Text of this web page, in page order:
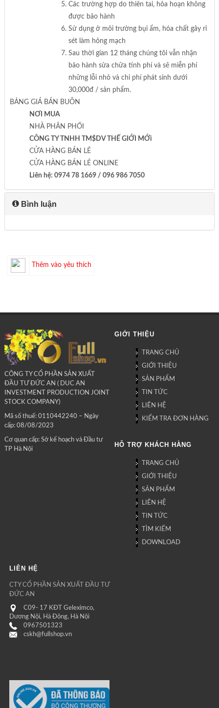
Các trường hợp do thiên tai, hỏa hoạn không
được bảo hành
Sử dụng ở môi trường bụi ẩm, hóa chất gây rỉ
sét làm hỏng mạch
Sau thời gian 12 tháng chúng tôi vẫn nhận
bảo hành sửa chữa tính phí và sẽ miễn phí
những lỗi nhỏ và chi phí phát sinh dưới
30,000đ / sản phẩm.
BẢNG GIÁ BÁN BUÔN
NƠI MUA
NHÀ PHÂN PHỐI
CÔNG TY TNHH TM$DV THẾ GIỚI MỚi
CỬA HÀNG BÁN LẺ
CỬA HÀNG BÁN LẺ ONLINE
Liên hệ: 0974 78 1669 / 096 986 7050
Bình luận
Thêm vào yêu thích
CÔNG TY CỔ PHẦN SẢN XUẤT
ĐẦU TƯ ĐỨC AN ( DUC AN
INVESTMENT PRODUCTION JOINT
STOCK COMPANY)
Mã số thuế: 0110442240 – Ngày
cấp: 08/08/2023
Cơ quan cấp: Sở kế hoạch và Đầu tư
TP Hà Nội
GIỚI THIỆU
TRANG CHỦ
GIỚI THIỆU
SẢN PHẨM
TIN TỨC
LIÊN HỆ
KIỂM TRA ĐƠN HÀNG
HỖ TRỢ KHÁCH HÀNG
TRANG CHỦ
GIỚI THIỆU
SẢN PHẨM
LIÊN HỆ
TIN TỨC
TÌM KIẾM
DOWNLOAD
LIÊN HỆ
CTY CỔ PHẦN SẢN XUẤT ĐẦU TƯ
ĐỨC AN
C09- 17 KĐT Geleximco,
Dương Nội, Hà Đông, Hà Nội
0967501323
cskh@fullshop.vn